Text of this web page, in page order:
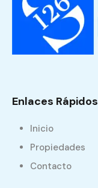
Enlaces Rápidos
Inicio
Propiedades
Contacto